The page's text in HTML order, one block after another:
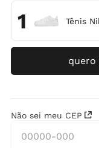
1 Tênis
quero
Não sei meu CEP